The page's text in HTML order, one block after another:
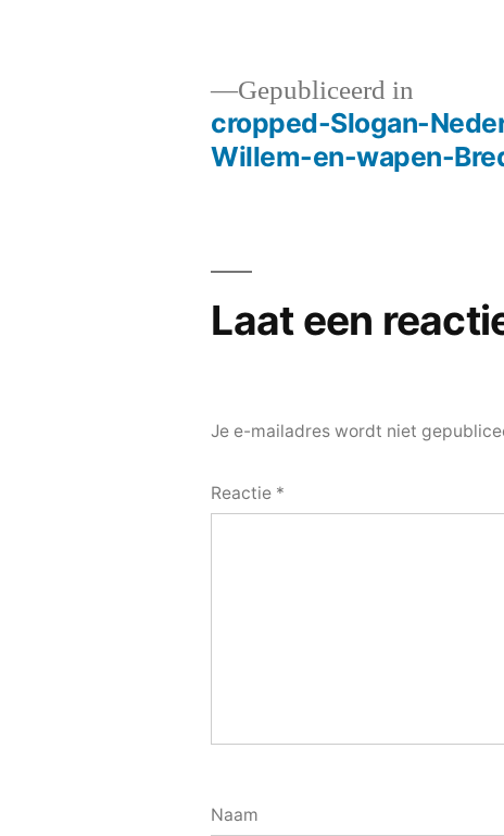
Gepubliceerd in
cropped-Slogan-
Willem-en-wapen-
Laat een
Je e-mailadres wordt niet
Reactie *
Naam